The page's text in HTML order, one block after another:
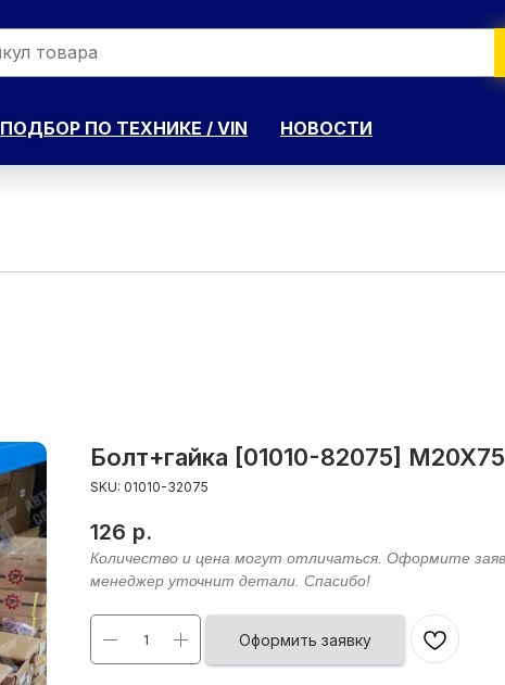
ПОДБОР ПО ТЕХНИКЕ / VIN НОВОСТИ
Болт+гайка [01010-82075] M20X75
SKU: 01010-32075
126 р.
Оформить заявку